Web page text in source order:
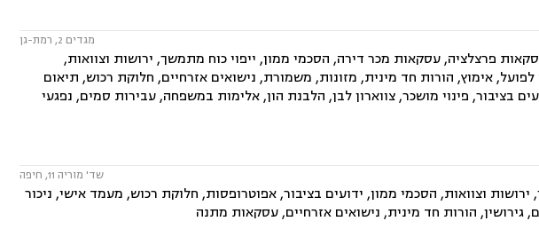
מגדים 2, רמת-גן
פרצלציה, עסקאות מכר דירה, הסכמי ממון, ייפוי כוח מתמשך, ירושות וצוואות,
אימוץ, הורות חד מינית, מזונות, משמורת, נישואים אזרחיים, חלוקת רכוש, תיאום
בציבור, פינוי מושכר, צווארון לבן, הלבנת הון, אלימות במשפחה, עבירות סמים, נפגעי
שד' מוריה 11, חיפה
וצוואות, הסכמי ממון, ידועים בציבור, אפוטרופסות, חלוקת רכוש, מעמד אישי, ניכור
הורות חד מינית, נישואים אזרחיים, עסקאות מתנה